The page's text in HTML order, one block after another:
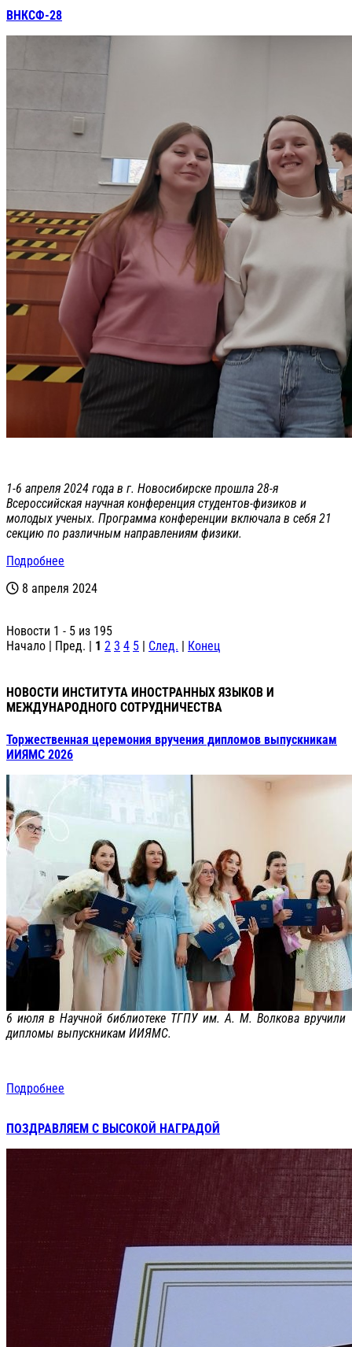
ВНКСФ-28
1-6 апреля 2024 года в г. Новосибирске прошла 28-я
Всероссийская научная конференция студентов-физиков и
молодых ученых. Программа конференции включала в себя 21
секцию по различным направлениям физики.
Подробнее
8 апреля 2024
Новости 1 - 5 из 195
Начало | Пред. | 1 2 3 4 5 | След. | Конец
НОВОСТИ ИНСТИТУТА ИНОСТРАННЫХ ЯЗЫКОВ И
МЕЖДУНАРОДНОГО СОТРУДНИЧЕСТВА
Торжественная церемония вручения дипломов выпускникам
ИИЯМС 2026
6 июля в Научной библиотеке ТГПУ им. А. М. Волкова вручили
дипломы выпускникам ИИЯМС.
Подробнее
ПОЗДРАВЛЯЕМ С ВЫСОКОЙ НАГРАДОЙ